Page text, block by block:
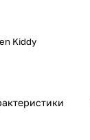
Kiddy